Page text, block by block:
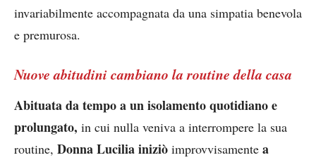
invariabilmente accompagnata da una simpatia benevola
e premurosa.
Nuove abitudini cambiano la routine della casa
Abituata da tempo a un isolamento quotidiano e
prolungato, in cui nulla veniva a interrompere la sua
routine, Donna Lucilia iniziò improvvisamente a